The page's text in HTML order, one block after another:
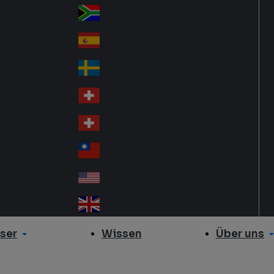
va
kia
So
uth
Af
ric
a
Sp
ain
Sw
ed
en
Sw
itz
erl
an
d
Sw
itz
erl
an
d
wa
n
A
Un
ite Wissen Über uns